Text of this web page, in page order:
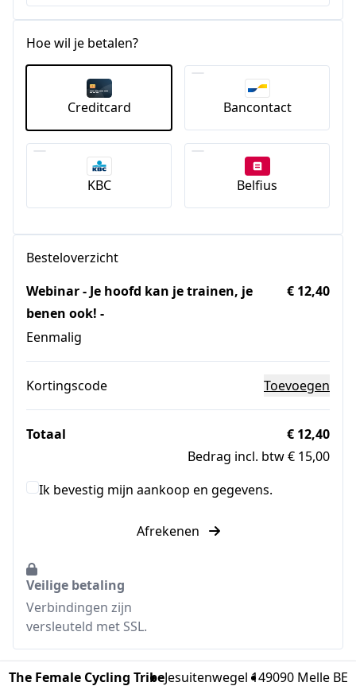
Hoe wil je betalen?
Creditcard Bancontact
KBC Belfius
Besteloverzicht
Webinar - Je hoofd kan je trainen, je
benen ook! -
Eenmalig
€ 12,40
Kortingscode Toevoegen
Totaal
€ 12,40
Bedrag incl. btw € 15,00
Ik bevestig mijn aankoop en gegevens.
Afrekenen
Veilige betaling
Verbindingen zijn
versleuteld met SSL.
The Female Cycling TribeJesuitenwegel 149090 Melle BE